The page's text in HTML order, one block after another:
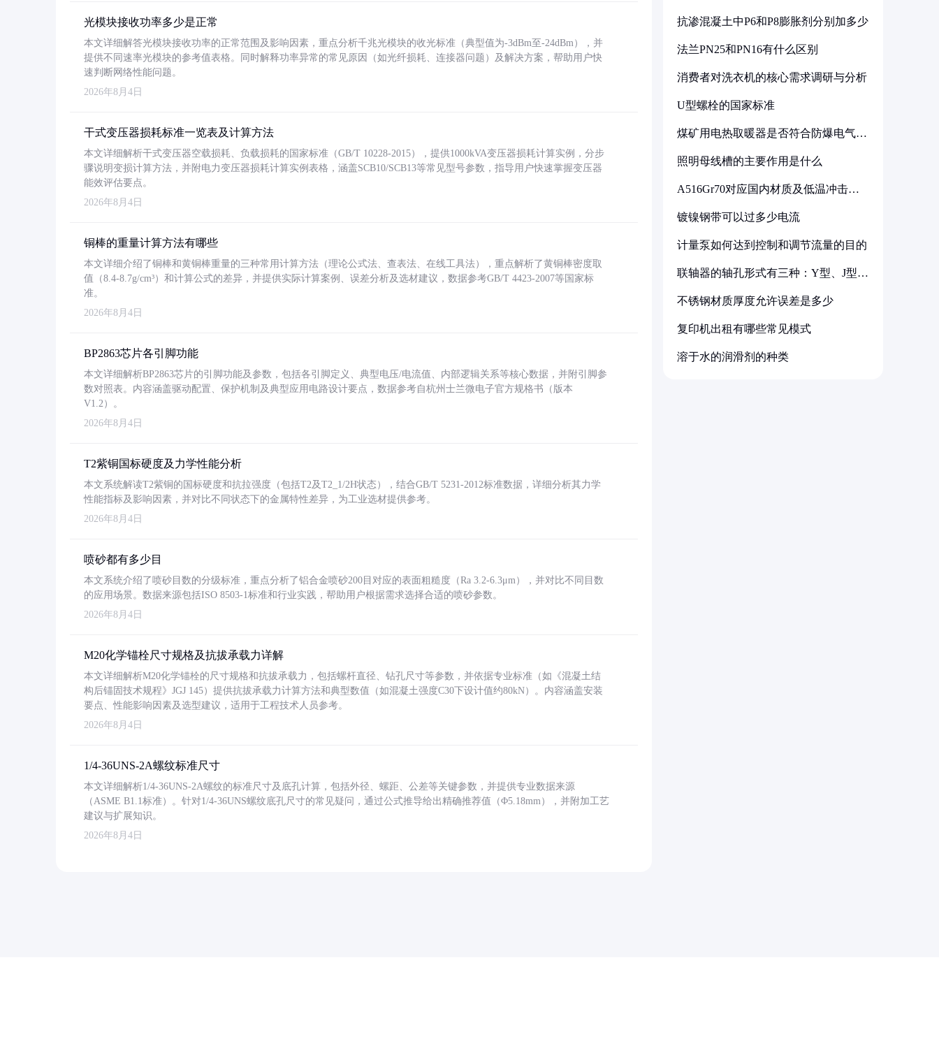
光模块接收功率多少是正常
本文详细解答光模块接收功率的正常范围及影响因素，重点分析千兆光模块的收光标准（典型值为-3dBm至-24dBm），并
提供不同速率光模块的参考值表格。同时解释功率异常的常见原因（如光纤损耗、连接器问题）及解决方案，帮助用户快
速判断网络性能问题。
2026年8月4日
干式变压器损耗标准一览表及计算方法
本文详细解析干式变压器空载损耗、负载损耗的国家标准（GB/T 10228-2015），提供1000kVA变压器损耗计算实例，分步
骤说明变损计算方法，并附电力变压器损耗计算实例表格，涵盖SCB10/SCB13等常见型号参数，指导用户快速掌握变压器
能效评估要点。
2026年8月4日
铜棒的重量计算方法有哪些
本文详细介绍了铜棒和黄铜棒重量的三种常用计算方法（理论公式法、查表法、在线工具法），重点解析了黄铜棒密度取
值（8.4-8.7g/cm³）和计算公式的差异，并提供实际计算案例、误差分析及选材建议，数据参考GB/T 4423-2007等国家标
准。
2026年8月4日
BP2863芯片各引脚功能
本文详细解析BP2863芯片的引脚功能及参数，包括各引脚定义、典型电压/电流值、内部逻辑关系等核心数据，并附引脚参
数对照表。内容涵盖驱动配置、保护机制及典型应用电路设计要点，数据参考自杭州士兰微电子官方规格书（版本
V1.2）。
2026年8月4日
T2紫铜国标硬度及力学性能分析
本文系统解读T2紫铜的国标硬度和抗拉强度（包括T2及T2_1/2H状态），结合GB/T 5231-2012标准数据，详细分析其力学
性能指标及影响因素，并对比不同状态下的金属特性差异，为工业选材提供参考。
2026年8月4日
喷砂都有多少目
本文系统介绍了喷砂目数的分级标准，重点分析了铝合金喷砂200目对应的表面粗糙度（Ra 3.2-6.3μm），并对比不同目数
的应用场景。数据来源包括ISO 8503-1标准和行业实践，帮助用户根据需求选择合适的喷砂参数。
2026年8月4日
M20化学锚栓尺寸规格及抗拔承载力详解
本文详细解析M20化学锚栓的尺寸规格和抗拔承载力，包括螺杆直径、钻孔尺寸等参数，并依据专业标准（如《混凝土结
构后锚固技术规程》JGJ 145）提供抗拔承载力计算方法和典型数值（如混凝土强度C30下设计值约80kN）。内容涵盖安装
要点、性能影响因素及选型建议，适用于工程技术人员参考。
2026年8月4日
1/4-36UNS-2A螺纹标准尺寸
本文详细解析1/4-36UNS-2A螺纹的标准尺寸及底孔计算，包括外径、螺距、公差等关键参数，并提供专业数据来源
（ASME B1.1标准）。针对1/4-36UNS螺纹底孔尺寸的常见疑问，通过公式推导给出精确推荐值（Φ5.18mm），并附加工艺
建议与扩展知识。
2026年8月4日
抗渗混凝土中P6和P8膨胀剂分别加多少
法兰PN25和PN16有什么区别
消费者对洗衣机的核心需求调研与分析
U型螺栓的国家标准
煤矿用电热取暖器是否符合防爆电气设
照明母线槽的主要作用是什么
A516Gr70对应国内材质及低温冲击要
镀镍钢带可以过多少电流
计量泵如何达到控制和调节流量的目的
联轴器的轴孔形式有三种：Y型、J型、
不锈钢材质厚度允许误差是多少
复印机出租有哪些常见模式
溶于水的润滑剂的种类